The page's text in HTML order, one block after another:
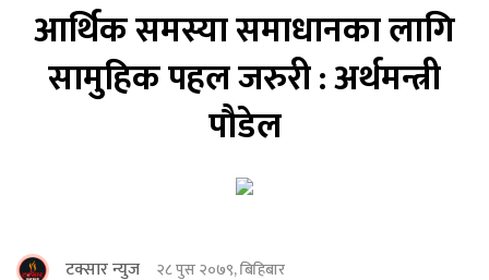
आर्थिक समस्या समाधानका लागि
सामुहिक पहल जरुरी : अर्थमन्त्री
पौडेल
टक्सार न्युज २८ पुस २०७९, बिहिबार